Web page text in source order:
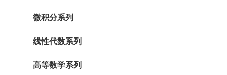
微积分系列
线性代数系列
高等数学系列